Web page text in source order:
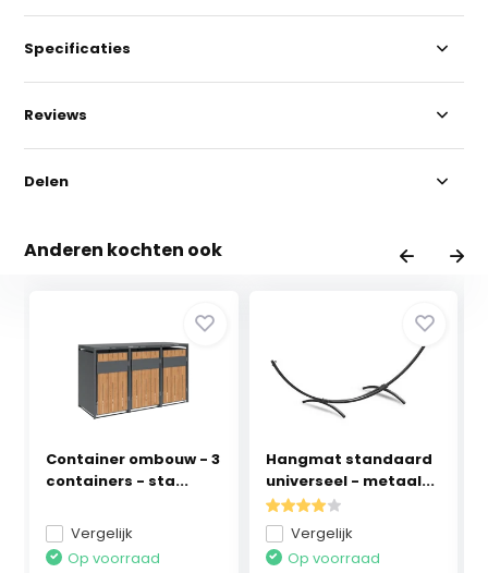
Specificaties
Reviews
Delen
Anderen kochten ook
Container ombouw - 3
containers - sta...
Vergelijk
Op voorraad
Hangmat standaard
universeel - metaal...
Vergelijk
Op voorraad